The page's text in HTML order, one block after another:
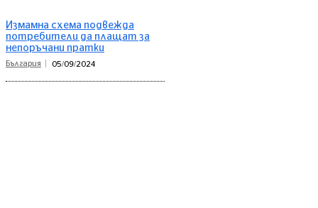
Измамна схема подвежда
потребители да плащат за
непоръчани пратки
България 05/09/2024